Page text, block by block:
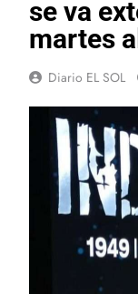
se va
martes
Diario EL SOL